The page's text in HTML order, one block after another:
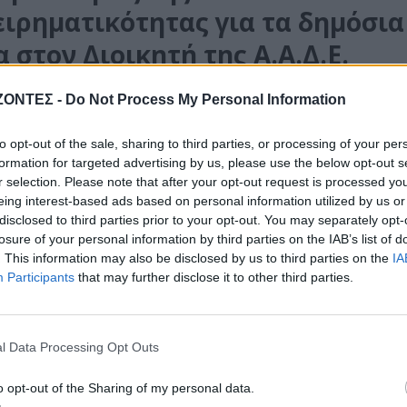
- Do Not Process My Personal Information
opt-out of the sale, sharing to third parties, or processing of your
for targeted advertising by us, please use the below opt-out
selection. Please note that after your opt-out request is processed
interest-based ads based on personal information utilized by us
to third parties prior to your opt-out. You may separately
of your personal information by third parties on the IAB’s list of
This information may also be disclosed by us to third parties on the
Participants that may further disclose it to other third parties.
Data Processing Opt Outs
opt-out of the Sharing of my personal data.
για τα δημόσια
στον Διοικητή της Α.Α.Δ.Ε.
Πιτσιλή
του Επιμελητηρίου Χανίων και Αντιπρόεδρος της Κεντρικής
Ελλάδος (Κ.Ε.Ε.Ε.), κ. Αντώνης Ροκάκης, υποδέχτηκε
• ΠΟΛΙΤΙΣΜΟΣ
«Λαλώ σου τα: Εγίναμεν
του Ματθαίου
παραδόθηκε στον
της Κυπριακής